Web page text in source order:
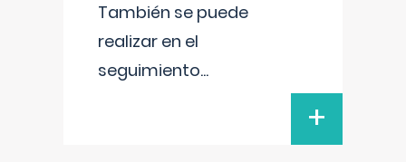
También se puede
realizar en el
seguimiento...
+